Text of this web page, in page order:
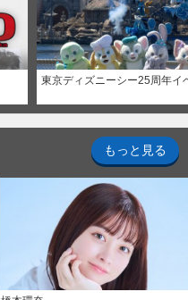
東京ディズニーシー25周年イ
もっと見る